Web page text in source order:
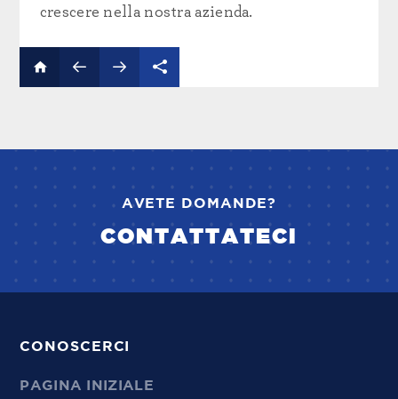
crescere nella nostra azienda.
AVETE DOMANDE?
CONTATTATECI
CONOSCERCI
PAGINA INIZIALE